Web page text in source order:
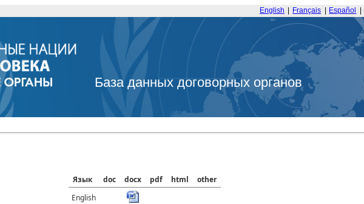
English Français Español
База данных договорных органов
Язык doc docx pdf html
other
English